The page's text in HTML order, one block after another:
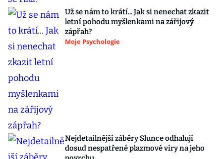
Už se nám to krátí... Jak si nenechat zkazit
letní pohodu myšlenkami na zářijový
zápřah?
Moje Psychologie
Nejdetailnější záběry Slunce odhalují
dosud nespatřené plazmové víry na jeho